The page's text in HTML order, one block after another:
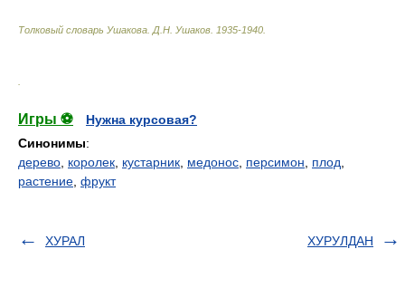
Толковый словарь Ушакова Д.Н. Ушаков. 1935-1940
Игры ⚽
Нужна курсовая?
Синонимы:
дерево королек кустарник медонос персимон плод
растение фрукт
ХУРАЛ ХУРУЛДАН